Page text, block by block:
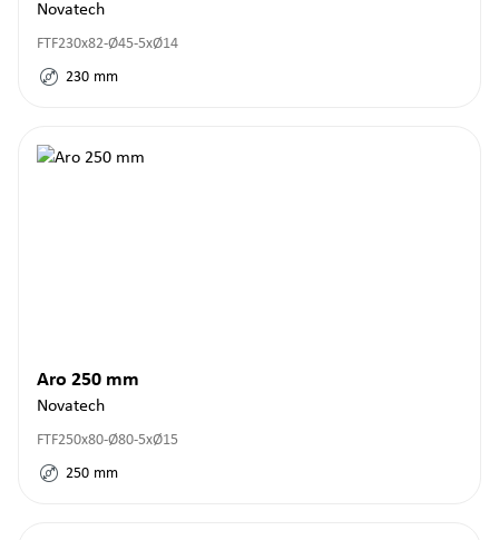
Novatech
FTF230x82-Ø45-5xØ14
230 mm
Aro 250 mm
Novatech
FTF250x80-Ø80-5xØ15
250 mm